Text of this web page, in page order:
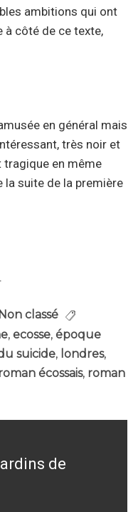
ambitions qui ont
à côté de ce texte,
en général mais
très noir et
en même
la suite de la première
Non classé
, ecosse, époque
suicide, londres,
écossais, roman
de